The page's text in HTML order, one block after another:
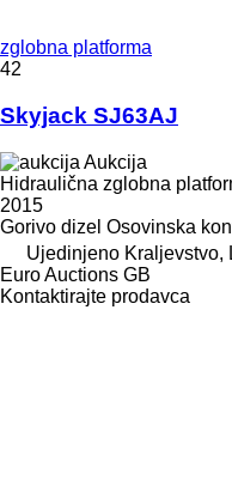
zglobna platforma
42
Skyjack SJ63AJ
Aukcija
Hidraulična zglobna
2015
Gorivo dizel Osovinska
Ujedinjeno Kraljevstvo,
Euro Auctions GB
Kontaktirajte prodavca